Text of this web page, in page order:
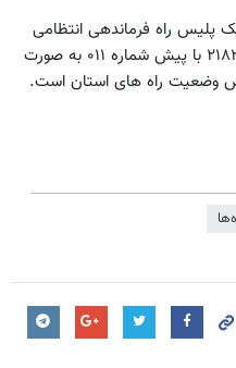
پلیس راه فرماندهی انتظامی
استان با شماره ۲۱۸۲۴۴۳۴ و ۲۱۸۲۴۴۲۰ با پیش شماره ۰۱۱ به صورت
وضعیت راه های استان است.